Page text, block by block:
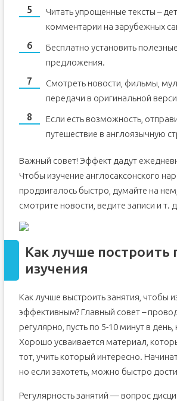
Читать упрощенные тексты –
комментарии на зарубежных
Бесплатно установить
предложения.
Смотреть новости, фильмы,
передачи в оригинальной
Если есть возможность,
путешествие в англоязычную
Важный совет! Эффект дадут
Чтобы изучение англосаксонского
продвигалось быстро, думайте на
смотрите новости, ведите записи и т.
Как лучше построить
изучения
Как лучше выстроить занятия, чтобы
эффективным? Главный совет –
регулярно, пусть по 5-10 минут в
Хорошо усваивается материал,
тот, учить который интересно.
но если захотеть, можно быстро
Регулярность занятий — вопрос